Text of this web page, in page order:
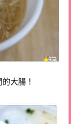
大腸！